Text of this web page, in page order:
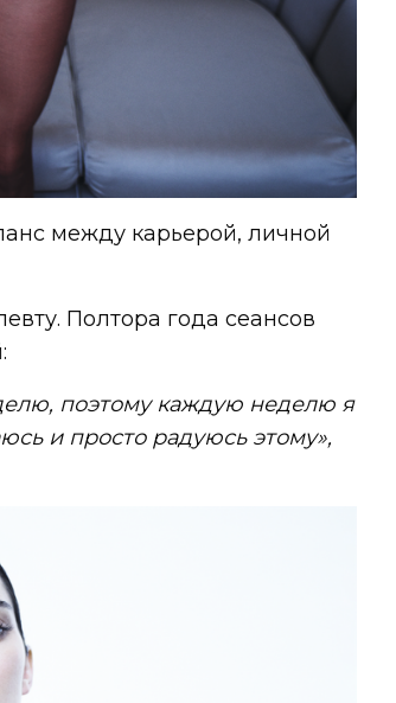
между карьерой, личной
Полтора года сеансов
поэтому каждую неделю я
и просто радуюсь этому»,